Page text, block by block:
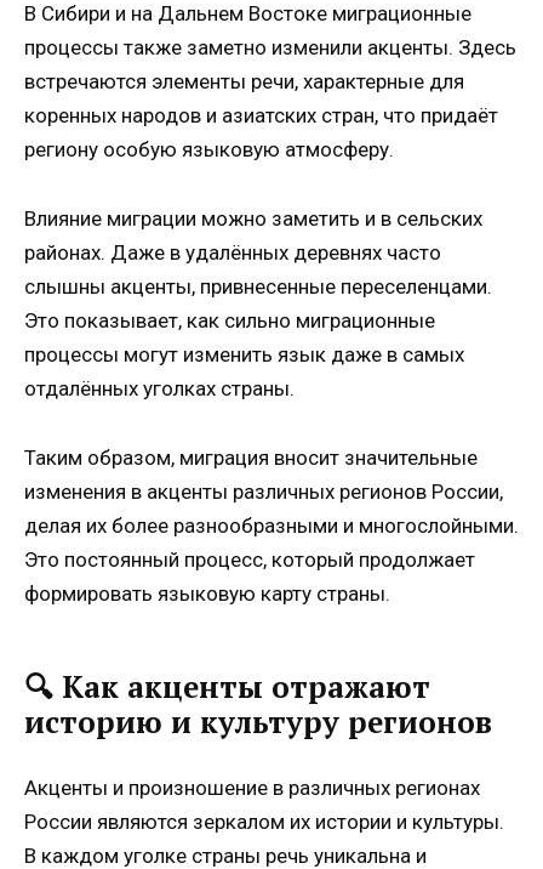
В Сибири и на Дальнем Востоке миграционные
процессы также заметно изменили акценты. Здесь
встречаются элементы речи, характерные для
коренных народов и азиатских стран, что придаёт
региону особую языковую атмосферу.
Влияние миграции можно заметить и в сельских
районах. Даже в удалённых деревнях часто
слышны акценты, привнесенные переселенцами.
Это показывает, как сильно миграционные
процессы могут изменить язык даже в самых
отдалённых уголках страны.
Таким образом, миграция вносит значительные
изменения в акценты различных регионов России,
делая их более разнообразными и многослойными.
Это постоянный процесс, который продолжает
формировать языковую карту страны.
🔍 Как акценты отражают
историю и культуру регионов
Акценты и произношение в различных регионах
России являются зеркалом их истории и культуры.
В каждом уголке страны речь уникальна и